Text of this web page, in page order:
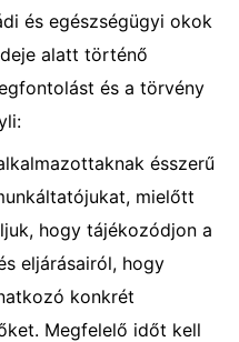
és egészségügyi okok
alatt történő
és a törvény
ésszerű
mielőtt
hogy tájékozódjon a
eljárásairól, hogy
konkrét
Megfelelő időt kell